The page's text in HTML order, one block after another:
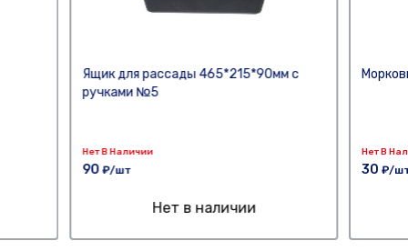
Ящик для рассады 465*215*90мм с
ручками №5
Нет В Наличии
90 ₽/шт
Нет в наличии
Нет В
30 ₽/